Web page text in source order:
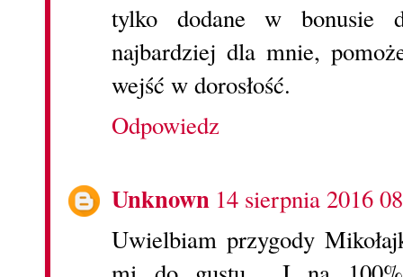
tylko dodane w bonusie
najbardziej dla mnie,
wejść w dorosłość.
Odpowiedz
Unknown 14 sierpnia 2016
Uwielbiam przygody